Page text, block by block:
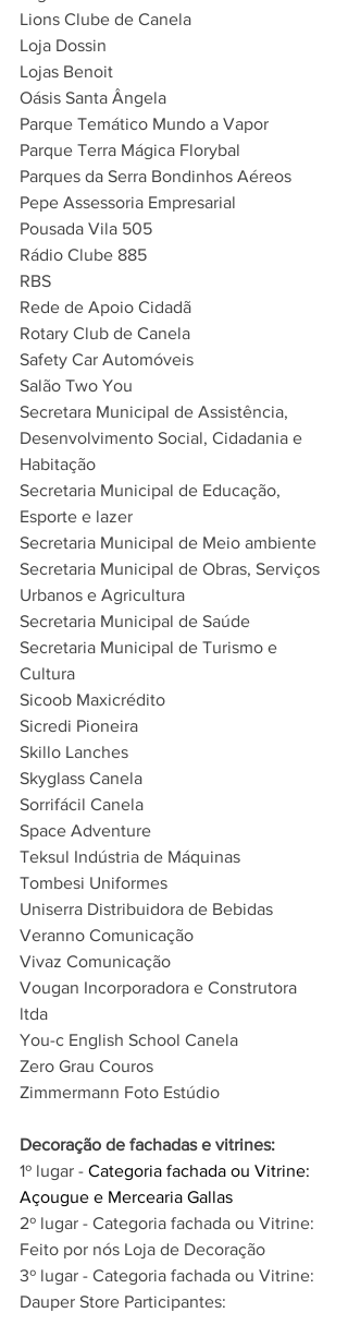
Lions Clube de Canela
Loja Dossin
Lojas Benoit
Oásis Santa Ângela
Parque Temático Mundo a Vapor
Parque Terra Mágica Florybal
Parques da Serra Bondinhos Aéreos
Pepe Assessoria Empresarial
Pousada Vila 505
Rádio Clube 885
RBS
Rede de Apoio Cidadã
Rotary Club de Canela
Safety Car Automóveis
Salão Two You
Secretara Municipal de Assistência,
Desenvolvimento Social, Cidadania e
Habitação
Secretaria Municipal de Educação,
Esporte e lazer
Secretaria Municipal de Meio ambiente
Secretaria Municipal de Obras, Serviços
Urbanos e Agricultura
Secretaria Municipal de Saúde
Secretaria Municipal de Turismo e
Cultura
Sicoob Maxicrédito
Sicredi Pioneira
Skillo Lanches
Skyglass Canela
Sorrifácil Canela
Space Adventure
Teksul Indústria de Máquinas
Tombesi Uniformes
Uniserra Distribuidora de Bebidas
Veranno Comunicação
Vivaz Comunicação
Vougan Incorporadora e Construtora
ltda
You-c English School Canela
Zero Grau Couros
Zimmermann Foto Estúdio
Decoração de fachadas e vitrines:
1º lugar - Categoria fachada ou Vitrine:
Açougue e Mercearia Gallas
2º lugar - Categoria fachada ou Vitrine:
Feito por nós Loja de Decoração
3º lugar - Categoria fachada ou Vitrine:
Dauper Store Participantes: